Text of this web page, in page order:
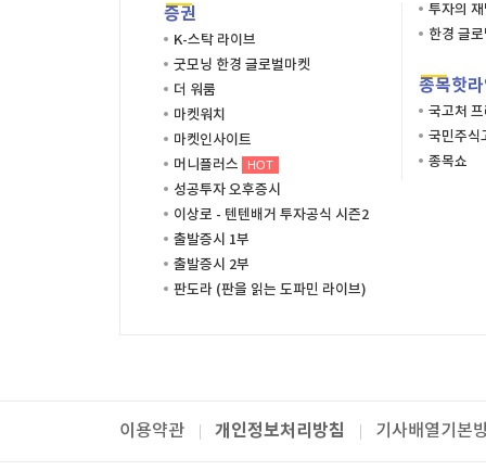
증권
K-스탁 라이브
굿모닝 한경 글로벌마켓
더 워룸
마켓워치
마켓인사이트
머니플러스
HOT
성공투자 오후증시
이상로 - 텐텐배거 투자공식 시즌2
출발증시 1부
출발증시 2부
판도라 (판을 읽는 도파민 라이브)
투자의
한경 글
종목핫
국고처
국민주식
종목쇼
이용약관 개인정보처리방침 기사배열기본
패밀리사이트